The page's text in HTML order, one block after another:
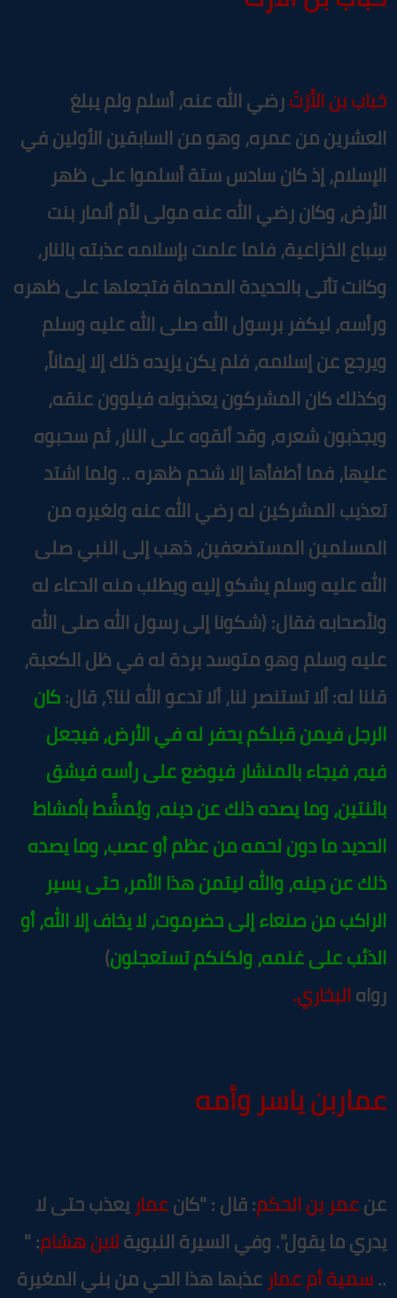
بن الأَرَتّرضي الله عنه، أسلم ولم يبلغ
من عمره، وهو من السابقين الأولين في
إذ كان سادس ستة أسلموا على ظهر
وكان رضي الله عنه مولى لأم أنمار بنت
الخزاعية، فلما علمت بإسلامه عذبته بالنار،
تأتى بالحديدة المحماة فتجعلها على ظهره
ليكفر برسول الله صلى الله عليه وسلم
عن إسلامه، فلم يكن يزيده ذلك إلا إيماناً،
كان المشركون يعذبونه فيلوون عنقه،
شعره، وقد ألقوه على النار، ثم سحبوه
فما أطفأها إلا شحم ظهره .. ولما اشتد
المشركين له رضي الله عنه ولغيره من
المستضعفين، ذهب إلى النبي صلى
عليه وسلم يشكو إليه ويطلب منه الدعاء له
فقال: (شكونا إلى رسول الله صلى الله
وسلم وهو متوسد بردة له في ظل الكعبة،
له: ألا تستنصر لنا، ألا تدعو الله لنا؟، قال: كان
فيمن قبلكم يحفر له في الأرض، فيجعل
فيجاء بالمنشار فيوضع على رأسه فيشق
وما يصده ذلك عن دينه، ويُمشَّط بأمشاط
ما دون لحمه من عظم أو عصب، وما يصده
عن دينه، والله ليتمن هذا الأمر، حتى يسير
من صنعاء إلى حضرموت، لا يخاف إلا الله، أو
على غنمه، ولكنكم تستعجلون)
البخاري.
بن ياسر وأمه
عمر بن الحكم: قال : "كانعماريعذب حتى لا
ما يقول". وفي السيرة النبويةلابن هشام: "
سمية أم عمارعذبها هذا الحي من بني المغيرة